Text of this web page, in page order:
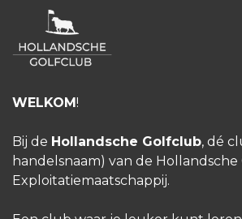
WELKOM!
Bij de Hollandsche Golfclub, dé
handelsnaam) van de Hollandsche
Exploitatiemaatschappij.